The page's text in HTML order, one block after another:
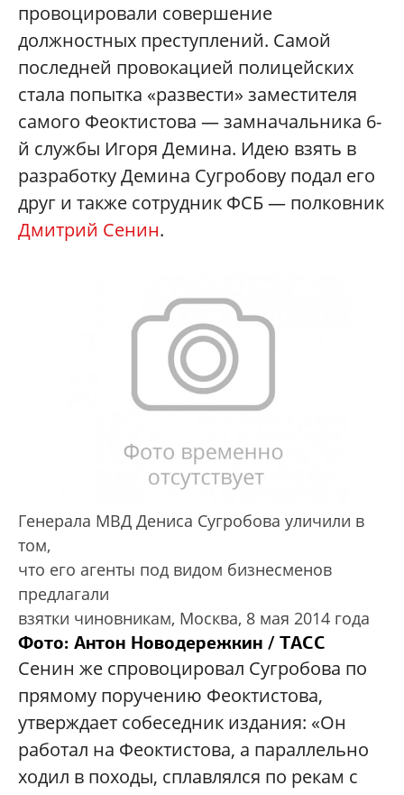
провоцировали совершение
должностных преступлений. Самой
последней провокацией полицейских
стала попытка «развести» заместителя
самого Феоктистова — замначальника 6-
й службы Игоря Демина. Идею взять в
разработку Демина Сугробову подал его
друг и также сотрудник ФСБ — полковник
Дмитрий Сенин.
Генерала МВД Дениса Сугробова уличили в
том,
что его агенты под видом бизнесменов
предлагали
взятки чиновникам, Москва, 8 мая 2014 года
Фото: Антон Новодережкин / ТАСС
Сенин же спровоцировал Сугробова по
прямому поручению Феоктистова,
утверждает собеседник издания: «Он
работал на Феоктистова, а параллельно
ходил в походы, сплавлялся по рекам с